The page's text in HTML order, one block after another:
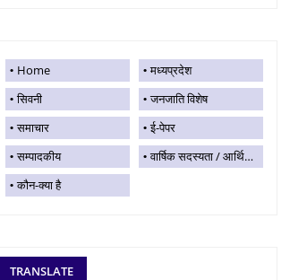
Home
मध्यप्रदेश
सिवनी
जनजाति विशेष
समाचार
ई-पेपर
सम्पादकीय
वार्षिक सदस्यता / आर्थिक सहयोग
कौन-क्या है
TRANSLATE